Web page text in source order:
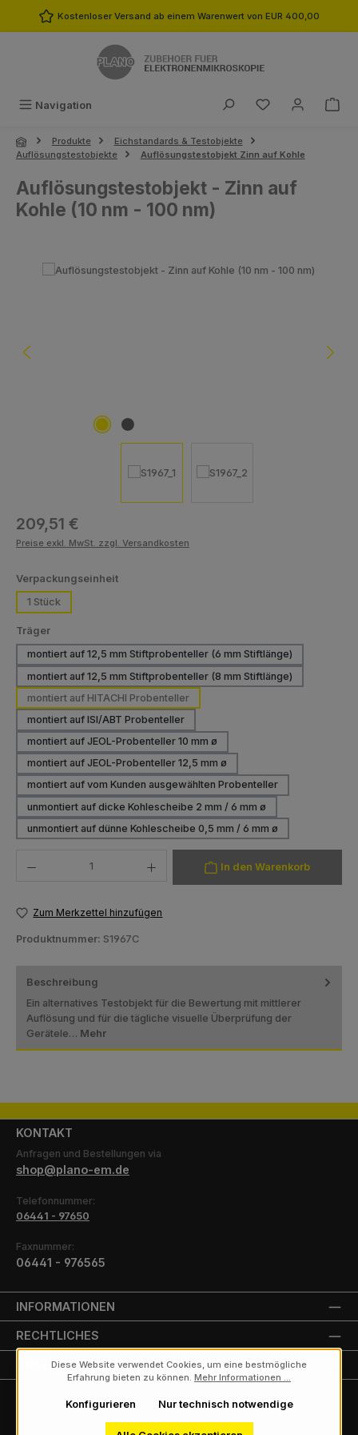
Zum Hauptinhalt springen
Kostenloser Versand ab einem Warenwert von EUR 400,00
Navigation Du hast 0
Produkte
Eichstandards & Testobjekte
Auflösungstestobjekte
Auflösungstestobjekt Zinn auf Kohle
Auflösungstestobjekt - Zinn auf
Kohle (10 nm - 100 nm)
Bildergalerie überspringen
Regulärer Preis:
209,51 €
Preise exkl. MwSt. zzgl. Versandkosten
Verpackungseinheitauswählen
1 Stück
Trägerauswählen
montiert auf 12,5 mm Stiftprobenteller (6 mm Stiftlänge)
montiert auf 12,5 mm Stiftprobenteller (8 mm Stiftlänge)
montiert auf HITACHI Probenteller
montiert auf ISI/ABT Probenteller
montiert auf JEOL-Probenteller 10 mm ø
montiert auf JEOL-Probenteller 12,5 mm ø
montiert auf vom Kunden ausgewählten Probenteller
(Diese Option ist zurzeit nicht verfügbar.)
unmontiert auf dicke Kohlescheibe 2 mm / 6 mm ø
unmontiert auf dünne Kohlescheibe 0,5 mm / 6 mm ø
In den Warenkorb
Zum Merkzettel hinzufügen
Produktnummer: S1967C
Beschreibung
Ein alternatives Testobjekt für die Bewertung mit mittlerer
Auflösung und für die tägliche visuelle Überprüfung der
Gerätele… Mehr
KONTAKT
Anfragen und Bestellungen via
shop@plano-em.de
Telefonnummer:
06441 - 97650
Faxnummer:
06441 - 976565
INFORMATIONEN
RECHTLICHES
UNSERE PARTNER
Nachnahmegebühren, wenn nicht anders angegeben.
Diese Website verwendet Cookies, um eine bestmögliche
Erfahrung bieten zu können. Mehr Informationen ...
Nur technisch notwendige
Konfigurieren